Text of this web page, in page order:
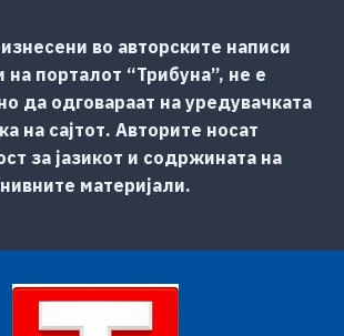
во авторските написи
на порталот “Трибуна”, не е
да одговараат на уредувачката
на сајтот. Авторите носат
за јазикот и содржината на
нивните материјали.